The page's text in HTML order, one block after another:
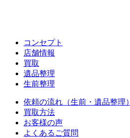
コンセプト
店舗情報
買取
遺品整理
生前整理
依頼の流れ（生前・遺品整理）
買取方法
お客様の声
よくあるご質問